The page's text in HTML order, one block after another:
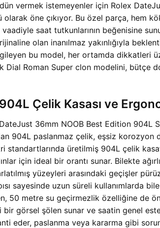
vermek istemeyenler için Rolex
öne çıkıyor. Bu özel parça, hem
saat tutkunlarının beğenisine
olan inanılmaz yakınlığıyla
bu model, her ortamda dikkatleri
Roman Super clon modelini, bütçe
Çelik Kasası ve
36mm NOOB Best Edition 904L
paslanmaz çelik, eşsiz korozyon
standartlarında üretilmiş 904L çelik
için ideal bir orantı sunar. Bilekte
yüzeyleri arasındaki geçişler
sayesinde uzun süreli kullanımlarda
50 metre su geçirmezlik özelliğine de
görsel şölen sunar ve saatin genel
eder, paslanma veya kararma gibi